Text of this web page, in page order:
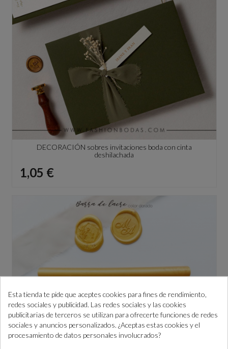
DECORACIÓN sobres invitaciones boda con cinta
deshilachada
Precio
1,05 €
Esta tienda te pide que aceptes cookies para fines de rendimiento,
redes sociales y publicidad. Las redes sociales y las cookies
publicitarias de terceros se utilizan para ofrecerte funciones de redes
sociales y anuncios personalizados. ¿Aceptas estas cookies y el
procesamiento de datos personales involucrados?